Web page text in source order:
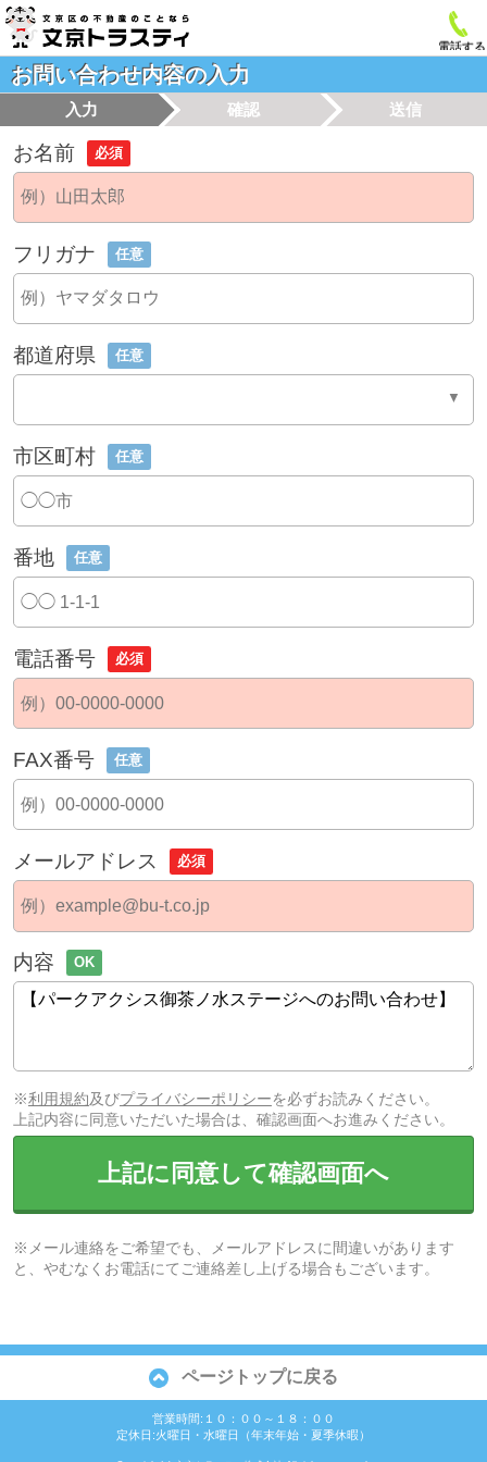
電話する
お問い合わせ内容の入力
入力 確認 送信
お名前 必須
フリガナ 任意
都道府県 任意
市区町村 任意
番地 任意
電話番号 必須
FAX番号 任意
メールアドレス 必須
内容 OK
※利用規約及びプライバシーポリシーを必ずお読みください。
上記内容に同意いただいた場合は、確認画面へお進みください。
上記に同意して確認画面へ
※メール連絡をご希望でも、メールアドレスに間違いがあります
と、やむなくお電話にてご連絡差し上げる場合もございます。
ページトップに戻る
営業時間:１０：００～１８：００
定休日:火曜日・水曜日（年末年始・夏季休暇）